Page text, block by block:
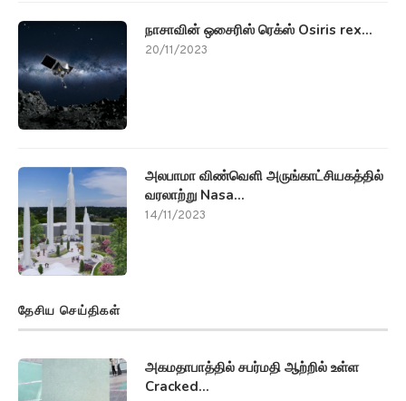
நாசாவின் ஒசைரிஸ் ரெக்ஸ் Osiris rex...
20/11/2023
அலபாமா விண்வெளி அருங்காட்சியகத்தில்
வரலாற்று Nasa...
14/11/2023
தேசிய செய்திகள்
அகமதாபாத்தில் சபர்மதி ஆற்றில் உள்ள
Cracked...